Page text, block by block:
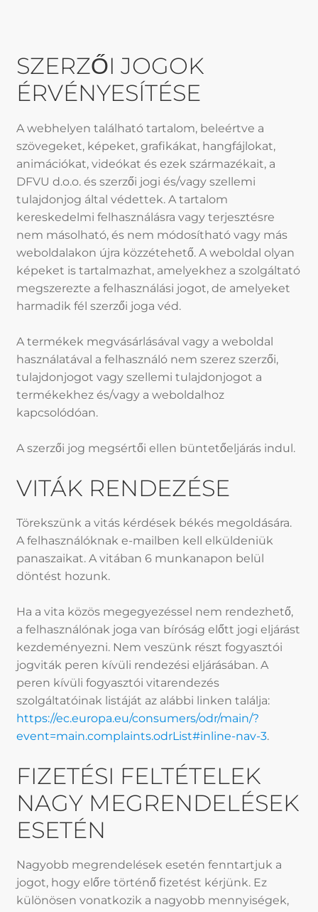
SZERZŐI JOGOK
ÉRVÉNYESÍTÉSE
A webhelyen található tartalom, beleértve a
szövegeket, képeket, grafikákat, hangfájlokat,
animációkat, videókat és ezek származékait, a
DFVU d.o.o. és szerzői jogi és/vagy szellemi
tulajdonjog által védettek. A tartalom
kereskedelmi felhasználásra vagy terjesztésre
nem másolható, és nem módosítható vagy más
weboldalakon újra közzétehető. A weboldal olyan
képeket is tartalmazhat, amelyekhez a szolgáltató
megszerezte a felhasználási jogot, de amelyeket
harmadik fél szerzői joga véd.
A termékek megvásárlásával vagy a weboldal
használatával a felhasználó nem szerez szerzői,
tulajdonjogot vagy szellemi tulajdonjogot a
termékekhez és/vagy a weboldalhoz
kapcsolódóan.
A szerzői jog megsértői ellen büntetőeljárás indul.
VITÁK RENDEZÉSE
Törekszünk a vitás kérdések békés megoldására.
A felhasználóknak e-mailben kell elküldeniük
panaszaikat. A vitában 6 munkanapon belül
döntést hozunk.
Ha a vita közös megegyezéssel nem rendezhető,
a felhasználónak joga van bíróság előtt jogi eljárást
kezdeményezni. Nem veszünk részt fogyasztói
jogviták peren kívüli rendezési eljárásában. A
peren kívüli fogyasztói vitarendezés
szolgáltatóinak listáját az alábbi linken találja:
https://ec.europa.eu/consumers/odr/main/?
event=main.complaints.odrList#inline-nav-3.
FIZETÉSI FELTÉTELEK
NAGY MEGRENDELÉSEK
ESETÉN
Nagyobb megrendelések esetén fenntartjuk a
jogot, hogy előre történő fizetést kérjünk. Ez
különösen vonatkozik a nagyobb mennyiségek,